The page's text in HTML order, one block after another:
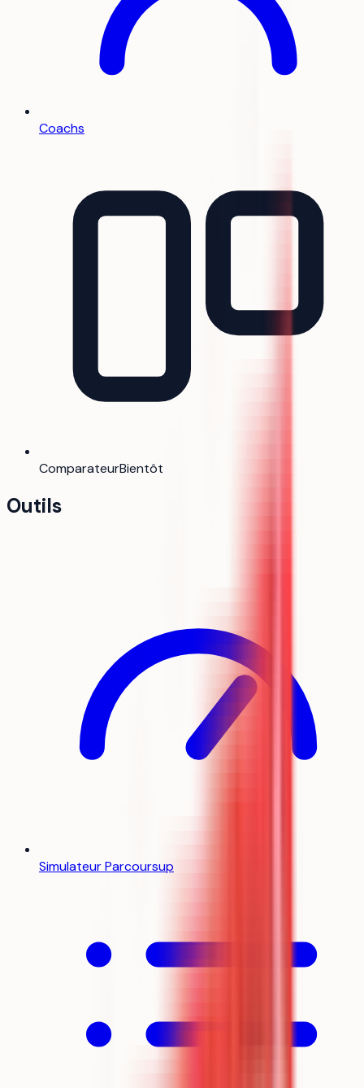
Coachs
ComparateurBientôt
Outils
Simulateur Parcoursup